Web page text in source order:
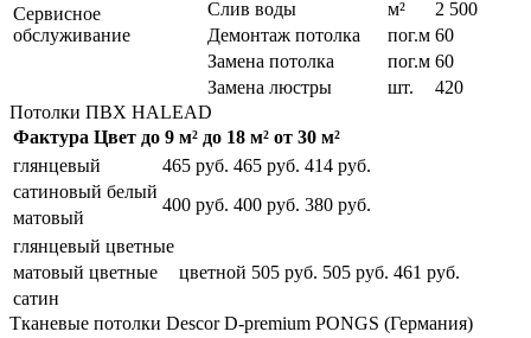
Сервисное
обслуживание
Слив воды
м²
2 500
Демонтаж потолка
пог.м 60
Замена потолка
пог.м 60
Замена люстры
шт.
420
Потолки ПВХ HALEAD
Фактура Цвет до 9 м² до 18 м² от 30 м²
глянцевый
белый
465 руб. 465 руб. 414 руб.
сатиновый
400 руб. 400 руб. 380 руб.
матовый
глянцевый цветные
цветной 505 руб. 505 руб. 461 руб.
матовый цветные
сатин
Тканевые потолки Descor D-premium PONGS (Германия)